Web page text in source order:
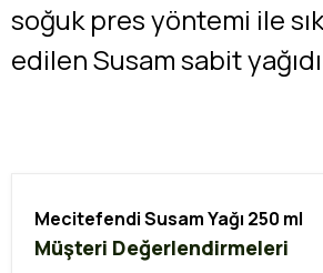
soğuk pres yöntemi ile
edilen Susam sabit
Mecitefendi Susam Yağı 250 ml
Müşteri Değerlendirmeleri